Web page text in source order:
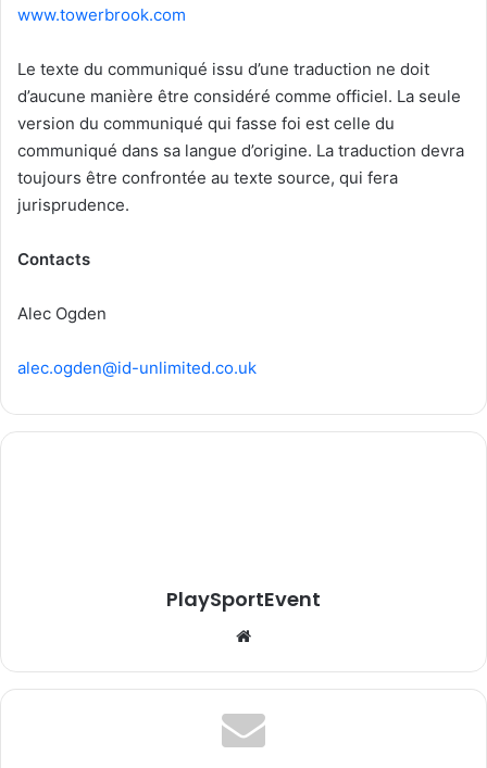
www.towerbrook.com
Le texte du communiqué issu d’une traduction ne doit
d’aucune manière être considéré comme officiel. La seule
version du communiqué qui fasse foi est celle du
communiqué dans sa langue d’origine. La traduction devra
toujours être confrontée au texte source, qui fera
jurisprudence.
Contacts
Alec Ogden
alec.ogden@id-unlimited.co.uk
PlaySportEvent